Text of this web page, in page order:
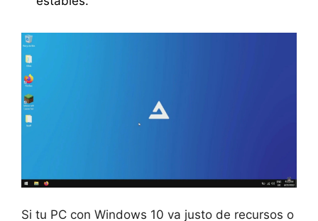
Si tu PC con Windows 10 va justo de recursos o